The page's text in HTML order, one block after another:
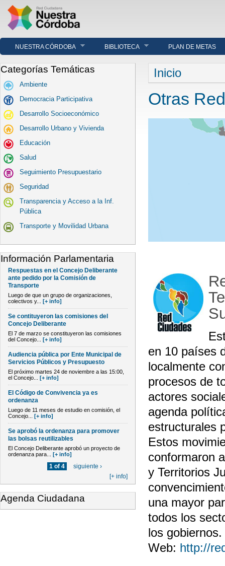
NUESTRA CÓRDOBA BIBLIOTECA PLAN DE METAS
Categorías Temáticas
Ambiente
Democracia Participativa
Desarrollo Socioeconómico
Desarrollo Urbano y Vivienda
Educación
Salud
Seguimiento Presupuestario
Seguridad
Transparencia y Acceso a la Inf.
Pública
Transporte y Movilidad Urbana
Información Parlamentaria
Respuestas en el Concejo Deliberante
ante pedido por la Comisión de
Transporte
Luego de que un grupo de organizaciones,
colectivos y... [+ info]
Se contituyeron las comisiones del
Concejo Deliberante
El 7 de marzo se constituyeron las comisiones
del Concejo... [+ info]
Audiencia pública por Ente Municipal de
Servicios Públicos y Presupuesto
El próximo martes 24 de noviembre a las 15:00,
el Concejo... [+ info]
El Código de Convivencia ya es
ordenanza
Luego de 11 meses de estudio en comisión, el
Concejo... [+ info]
Se aprobó la ordenanza para promover
las bolsas reutilizables
El Concejo Deliberante aprobó un proyecto de
ordenanza para... [+ info]
1 of 4
siguiente ›
[+ info]
Agenda Ciudadana
Se encuentra
Inicio
Otras
en 10 países
localmente
procesos de
actores
agenda
estructurales
Estos
conformaron
y Territorios
una mayor
todos los
los gobiernos.
Web: http://